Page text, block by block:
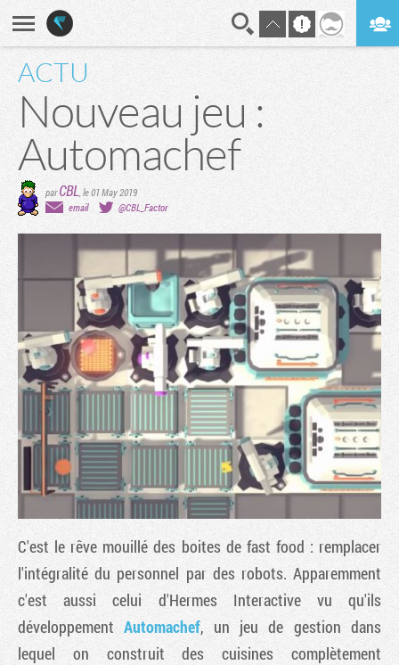
ACTU
Nouveau jeu :
Automachef
parCBL le 01 May 2019
email
@CBL_Factor
C'est le rêve mouillé des boites de fast food : remplacer
l'intégralité du personnel par des robots. Apparemment
c'est aussi celui d'Hermes Interactive vu qu'ils
développementAutomachef, un jeu de gestion dans
lequel on construit des cuisines complètement